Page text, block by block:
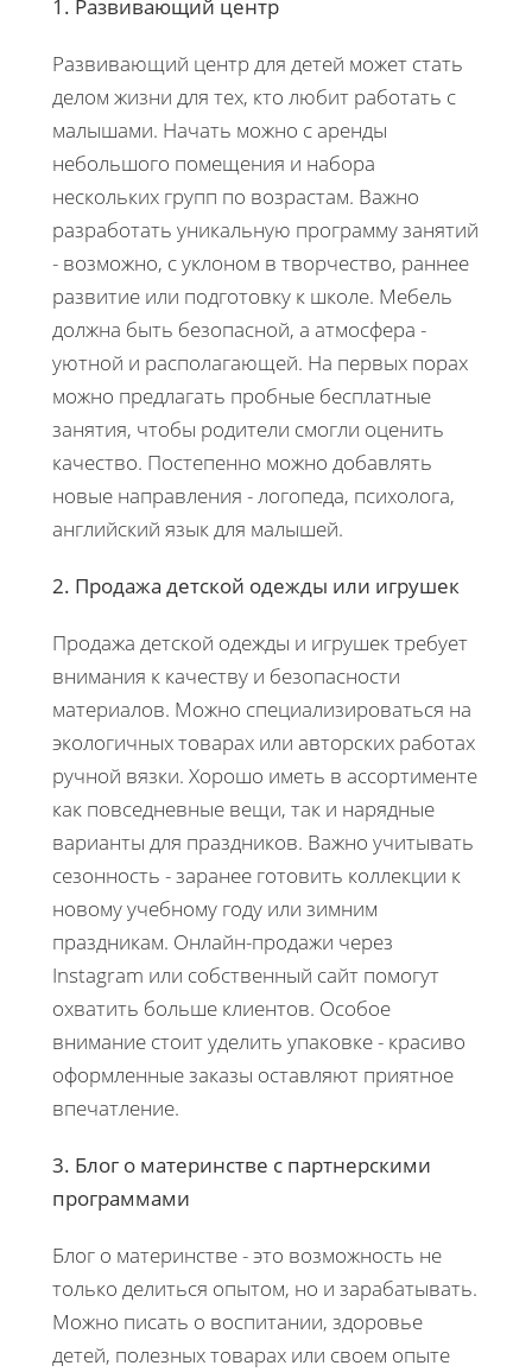
1. Развивающий центр
Развивающий центр для детей может стать
делом жизни для тех, кто любит работать с
малышами. Начать можно с аренды
небольшого помещения и набора
нескольких групп по возрастам. Важно
разработать уникальную программу занятий
- возможно, с уклоном в творчество, раннее
развитие или подготовку к школе. Мебель
должна быть безопасной, а атмосфера -
уютной и располагающей. На первых порах
можно предлагать пробные бесплатные
занятия, чтобы родители смогли оценить
качество. Постепенно можно добавлять
новые направления - логопеда, психолога,
английский язык для малышей.
2. Продажа детской одежды или игрушек
Продажа детской одежды и игрушек требует
внимания к качеству и безопасности
материалов. Можно специализироваться на
экологичных товарах или авторских работах
ручной вязки. Хорошо иметь в ассортименте
как повседневные вещи, так и нарядные
варианты для праздников. Важно учитывать
сезонность - заранее готовить коллекции к
новому учебному году или зимним
праздникам. Онлайн-продажи через
Instagram или собственный сайт помогут
охватить больше клиентов. Особое
внимание стоит уделить упаковке - красиво
оформленные заказы оставляют приятное
впечатление.
3. Блог о материнстве с партнерскими
программами
Блог о материнстве - это возможность не
только делиться опытом, но и зарабатывать.
Можно писать о воспитании, здоровье
детей, полезных товарах или своем опыте